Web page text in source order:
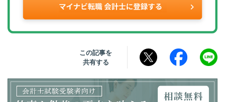
この記事を
共有する